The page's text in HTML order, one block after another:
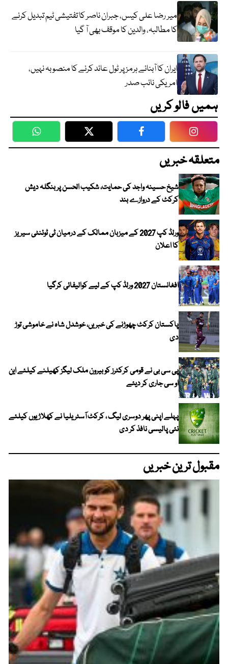
میر رضا علی کیس، جبران ناصر کا تفتیشی ٹیم تبدیل کرنے
کا مطالبہ، والدین کا موقف بھی آ گیا
ایران کا آبنائے ہرمز پر ٹول عائد کرنے کا منصوبہ نہیں،
امریکی نائب صدر
ہمیں فالو کریں
WhatsApp Twitter Facebook
متعلقہ خبریں
شیخ حسینہ واجد کی حمایت، شکیب الحسن پر بنگلہ دیش
کرکٹ کے دروازے بند
ورلڈ کپ 2027 کے میزبان ممالک کے درمیان ٹی ٹوئنٹی سیریز
کا اعلان
افغانستان 2027 ورلڈ کپ کے لیے کوالیفائی کرگیا
پاکستان کرکٹ چھوڑنے کی خبریں، خوشدل شاہ نے خاموشی توڑ
دی
پی سی بی نے قومی کرکٹرز کو بیرون ملک لیگز کھیلنے کیلئے این
او سی جاری کر دیئے
پہلے اپنی پھر دوسری لیگ ، کرکٹ آسٹریلیا نے کھلاڑیوں کیلئے
نئی پالیسی نافذ کر دی
مقبول ترین خبریں